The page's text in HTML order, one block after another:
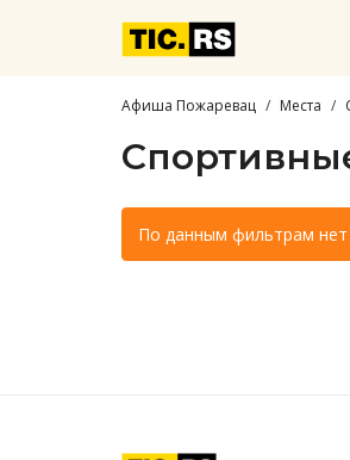
Афиша Пожаревац Места
По данным фильтрам нет